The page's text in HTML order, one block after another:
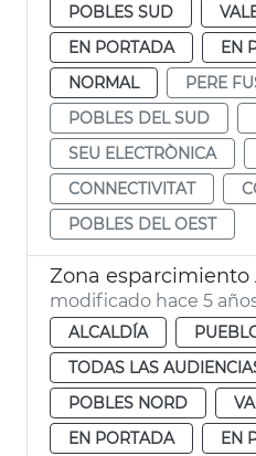
POBLES SUD
EN PORTADA
EN
NORMAL
PERE
POBLES DEL SUD
SEU ELECTRÒNICA
CONNECTIVITAT
POBLES DEL OEST
modificado hace 5
ALCALDÍA
TODAS LAS
POBLES NORD
EN PORTADA
EN